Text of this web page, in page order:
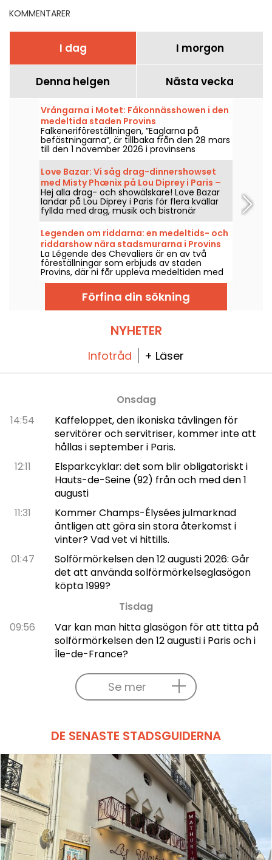
KOMMENTARER
I dag I morgon
Denna helgen Nästa vecka
Vrångarna i Motet: Fåkonnässhowen i den
medeltida staden Provins
Falkeneriföreställningen, ”Eaglarna på
befästningarna”, är tillbaka från den 28 mars
till den 1 november 2026 i provinsens
stadsmurar. Upplev häpnadsväckande
rovfåglar i full harmoni med hästarna.
Love Bazar: Vi såg drag-dinnershowset
med Misty Phœnix på Lou Diprey i Paris –
våra intryck
Hej alla drag- och showälskare! Love Bazar
landar på Lou Diprey i Paris för flera kvällar
fyllda med drag, musik och bistronär
middag. Under showen codejar Misty
Phœnix, Azémylia och Jenny From The
Blocnote, den 22, 23, 28 och 29 januari, samt
den 20, 21, 25 och 26 februari — och från och
med mars 2026 varje torsdag och fredag
kväll. En helt ny typ av show i ett intuitivt,
scenlöst format som syftar till att skapa en
nära kontakt mellan artister och publik. Vi
var där och kan berätta allt!
Legenden om riddarna: en medeltids- och
riddarshow nära stadsmurarna i Provins
La Légende des Chevaliers är en av två
föreställningar som erbjuds av staden
Provins, där ni får uppleva medeltiden med
en kombination av ridkonst, historia och
vallarnas magi. Här finns något för hela
Förfina din sökning
NYHETER
Infotråd + Läser
Onsdag
14:54
Kaffeloppet, den ikoniska tävlingen för
servitörer och servitriser, kommer inte att
hållas i september i Paris.
12:11
Elsparkcyklar: det som blir obligatoriskt i
Hauts-de-Seine (92) från och med den 1
augusti
11:31
Kommer Champs-Élysées julmarknad
äntligen att göra sin stora återkomst i
vinter? Vad vet vi hittills.
01:47
Solförmörkelsen den 12 augusti 2026: Går
det att använda solförmörkelseglasögon
köpta 1999?
Tisdag
09:56
Var kan man hitta glasögon för att titta på
solförmörkelsen den 12 augusti i Paris och i
Île-de-France?
Se mer
DE SENASTE STADSGUIDERNA